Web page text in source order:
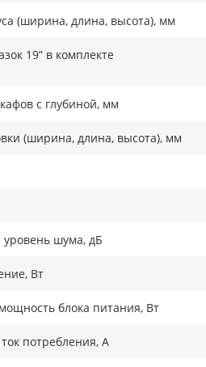
(ширина, длина, высота), мм
19” в комплекте
с глубиной, мм
(ширина, длина, высота), мм
шума, дБ
Вт
блока питания, Вт
потребления, А